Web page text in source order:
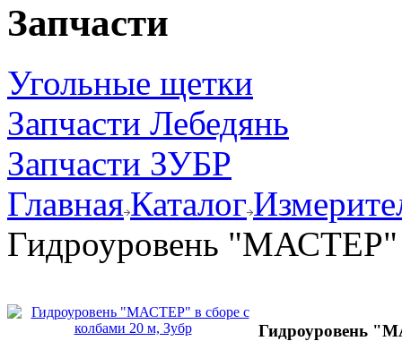
Запчасти
Угольные щетки
Запчасти Лебедянь
Запчасти ЗУБР
ГлавнаяКаталог
Гидроуровень "МАСТЕР"
Гидроуровень